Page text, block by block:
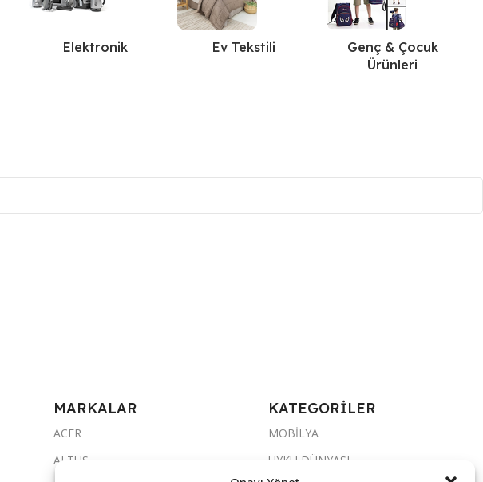
Elektronik Ev Tekstili
Genç & Çocuk
Ürünleri
MARKALAR
ACER
ALTUS
KATEGORİLER
MOBİLYA
UYKU DÜNYASI